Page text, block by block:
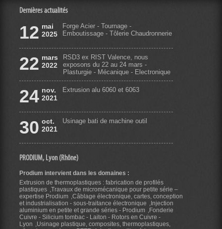
Dernières actualités
12 mai
2025
Forge Acier - Tournage -
Emboutissage - Tôlerie Chaudronnerie
22 mars
2022
RSD3 ex RIST Valence, nous
exposons du 22 au 24 mars -
Plasturgie - Mécanique - Electronique
24 nov.
2021
Extrusion alu 6060 et 6063
30 oct.
2021
Usinage bati de machine outil
PRODIUM, Lyon (Rhône)
Prodium intervient dans les domaines :
Extrusion de thermoplastiques : fabrication de profilés
plastiques Travaux de micromécanique pour petite série –
expertise Prodium Câblage électronique, cartes, conception
et industrialisation - sous-traitance électronique
Injection
aluminium en petite et grande séries - Prodium
Fonderie
Cuivre - Silicium tombac - Laiton - Rotors en Cuivre -
Lyon
Usinage plastique, composites, thermoplastiques,